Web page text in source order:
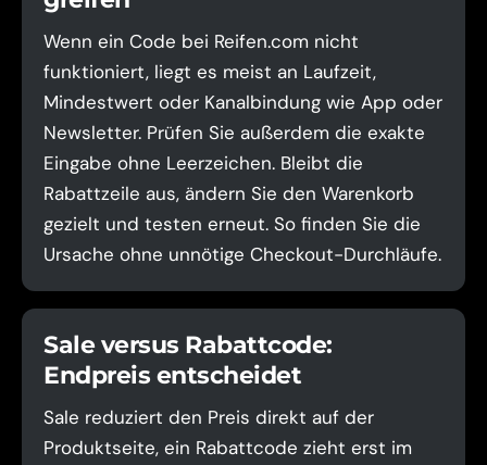
Wenn ein Code bei Reifen.com nicht
funktioniert, liegt es meist an Laufzeit,
Mindestwert oder Kanalbindung wie App oder
Newsletter. Prüfen Sie außerdem die exakte
Eingabe ohne Leerzeichen. Bleibt die
Rabattzeile aus, ändern Sie den Warenkorb
gezielt und testen erneut. So finden Sie die
Ursache ohne unnötige Checkout-Durchläufe.
Sale versus Rabattcode:
Endpreis entscheidet
Sale reduziert den Preis direkt auf der
Produktseite, ein Rabattcode zieht erst im